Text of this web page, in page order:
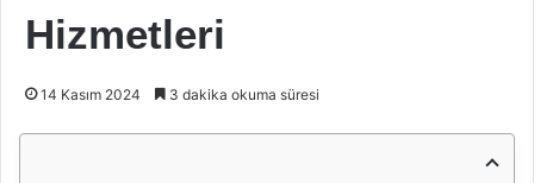
Hizmetleri
14 Kasım 2024 3 dakika okuma süresi